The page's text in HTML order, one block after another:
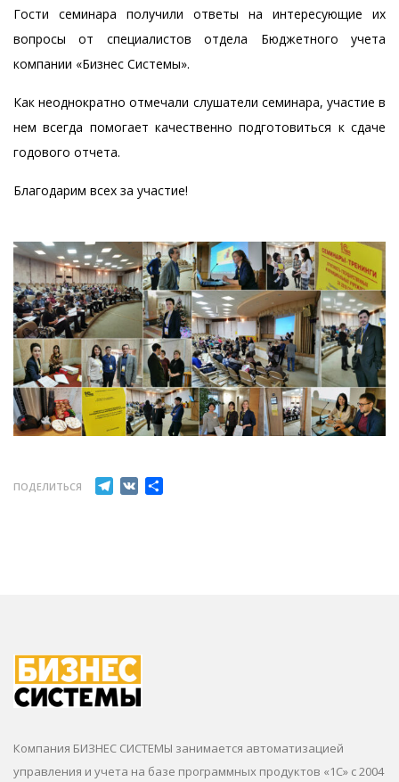
Гости семинара получили ответы на интересующие их
вопросы от специалистов отдела Бюджетного учета
компании «Бизнес Системы».
Как неоднократно отмечали слушатели семинара, участие в
нем всегда помогает качественно подготовиться к сдаче
годового отчета.
Благодарим всех за участие!
ПОДЕЛИТЬСЯ Telegram
VK
Компания БИЗНЕС СИСТЕМЫ занимается автоматизацией
управления и учета на базе программных продуктов «1С» с 2004